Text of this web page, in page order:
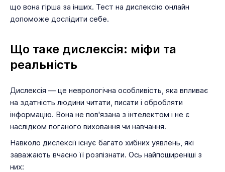
що вона гірша за інших. Тест на дислексію онлайн
допоможе дослідити себе.
Що таке дислексія: міфи та
реальність
Дислексія — це неврологічна особливість, яка впливає
на здатність людини читати, писати і обробляти
інформацію. Вона не пов'язана з інтелектом і не є
наслідком поганого виховання чи навчання.
Навколо дислексії існує багато хибних уявлень, які
заважають вчасно її розпізнати. Ось найпоширеніші з
них: